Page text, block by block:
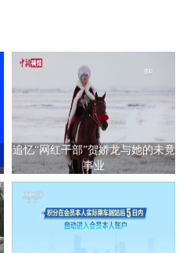
追忆“网红干部”贺娇龙与她的未竟
事业